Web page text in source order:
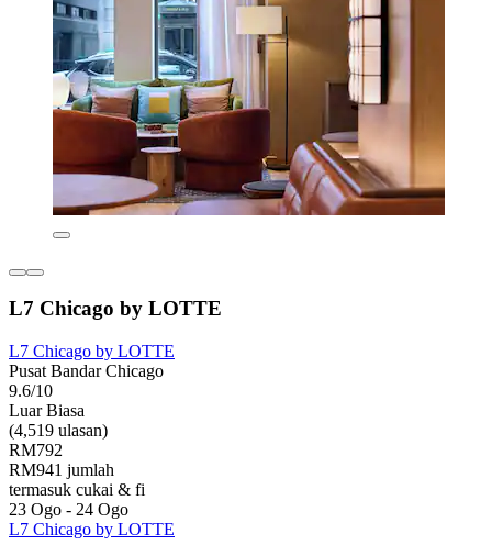
L7 Chicago by LOTTE
L7 Chicago by LOTTE
Pusat Bandar Chicago
9.6/10
Luar Biasa
(4,519 ulasan)
RM792
RM941 jumlah
termasuk cukai & fi
23 Ogo - 24 Ogo
L7 Chicago by LOTTE